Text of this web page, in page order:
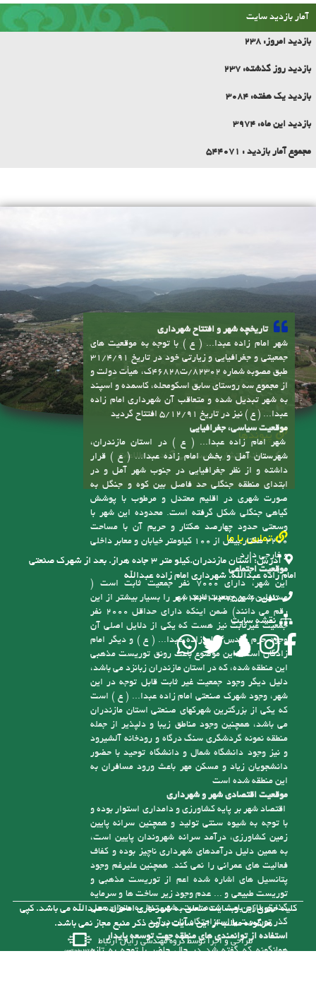
اوقات شرعی
بازدید روز گذشته:
تاریخچه شهر و افتتاح شهرداری
شهر امام زاده عبدا... ( ع ) با توجه به موقعیت های
جمعیتی و جغرافیایی و زیارتی خود در تاریخ 31/4/91
طبق مصوبه شماره 82302/ت46828ک، هیأت دولت و
از مجموع سه روستای سابق اسکومحله، کاسمده و اسپند
به شهر تبدیل شده و متعاقب آن شهرداری امام زاده
عبدا... ( ع ) نیز در تاریخ 5/12/91 افتتاح گردید
موقعیت سیاسی، جغرافیایی
شهر امام زاده عبدا... ( ع ) در استان مازندران،
شهرستان آمل و بخش امام زاده عبدا... ( ع ) قرار
داشته و از نظر جغرافیایی در جنوب شهر آمل و در
ابتدای منطقه جنگلی حد فاصل بین کوه و جنگل به
صورت شهری در اقلیم معتدل و مرطوب با پوشش
گیاهی جنگلی شکل گرفته است. محدوده این شهر با
وسعتی حدود چهارصد هکتار و حریم آن با مساحت
2200 هکتار بیش از 100 کیلومتر خیابان و معابر داخلی
و خارجی دارد
موقعیت اجتماعی
این شهر، دارای 7000 نفر جمعیت ثابت است (
مسئولین شهر جمعیت ثابت شهر را بسیار بیشتر از این
جمعیت غیرثابت نیز هست که یکی از دلایل اصلی آن
وجود حرم مقدس امام زاده عبدا... ( ع ) و دیگر امام
زادگان است، این موضوع باعث رونق توریست مذهبی
این منطقه شده، که در استان مازندران زبانزد می باشد،
دلیل دیگر وجود جمعیت غیر ثابت قابل توجه در این
شهر، وجود شهرک صنعتی امام زاده عبدا... ( ع ) است
که یکی از بزرگترین شهرکهای صنعتی استان مازندران
می باشد، همچنین وجود مناطق زیبا و دلپذیر از جمله
منطقه نمونه گردشگری سنگ درگاه و رودخانه آلشیرود
و نیز وجود دانشگاه شمال و دانشگاه توحید با حضور
دانشجویان زیاد و مسکن مهر باعث ورود مسافران به
این منطقه شده است
موقعیت اقتصادی شهر و شهرداری
اقتصاد شهر بر پایه کشاورزی و دامداری استوار بوده و
با توجه به شیوه سنتی تولید و همچنین سرانه پایین
زمین کشاورزی، درآمد سرانه شهروندان پایین است،
به همین دلیل درآمدهای شهرداری ناچیز بوده و کفاف
پیوندها
سامانه انتشار و دسترسی آزاد به اطلاعات
تماس با ما
آدرس:
استان مازندران.کیلو متر ۳ جاده هراز. بعد از شهرک صنعتی
امام زاده عبدالله. شهرداری امام زاده عبدالله
تلفن: 6-01143123755
نقشه سایت